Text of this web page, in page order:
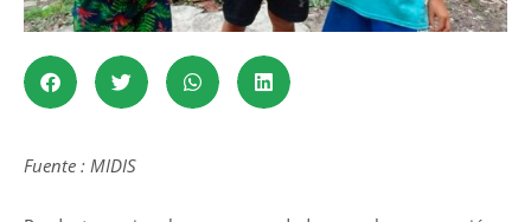
Fuente : MIDIS